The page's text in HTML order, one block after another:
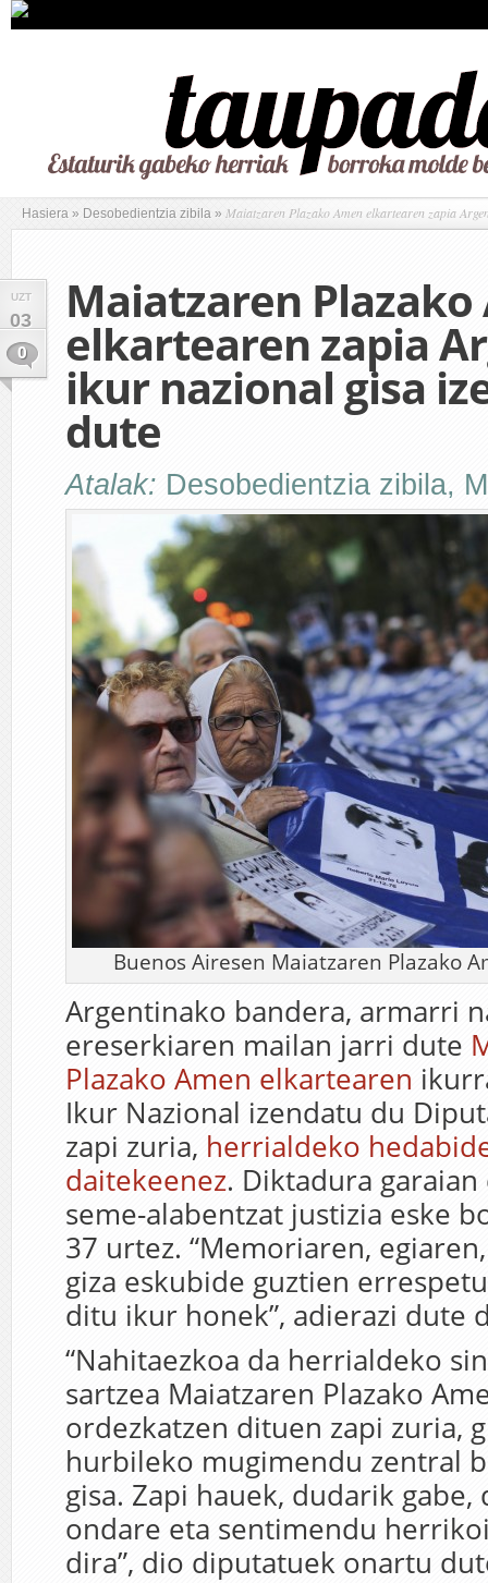
Hasiera » Desobedientzia zibila » Maiatzaren Plazako Amen elkartearen zapia
UZT
03
0
Maiatzaren Plazako
elkartearen zapia
ikur nazional gisa
dute
Atalak: Desobedientzia zibila,
Buenos Airesen Maiatzaren Plazako
Argentinako bandera, armarri
ereserkiaren mailan jarri dute
Plazako Amen elkartearen
Ikur Nazional izendatu du
zapi zuria, herrialdeko
daitekeenez. Diktadura
seme-alabentzat justizia eske
37 urtez. “Memoriaren,
giza eskubide guztien
ditu ikur honek”, adierazi dute
“Nahitaezkoa da herrialdeko
sartzea Maiatzaren Plazako
ordezkatzen dituen zapi zuria,
hurbileko mugimendu zentral
gisa. Zapi hauek, dudarik gabe,
ondare eta sentimendu
dira”, dio diputatuek onartu